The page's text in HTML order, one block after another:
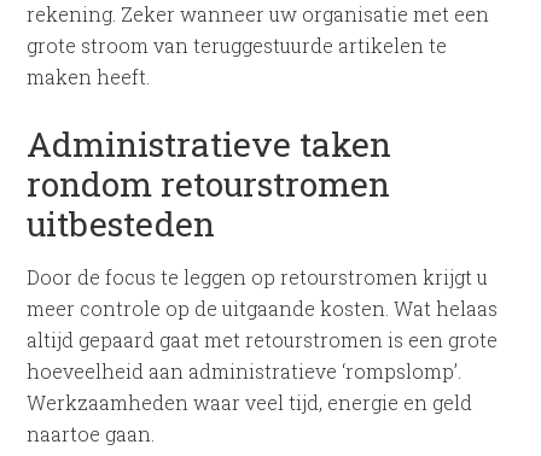
rekening. Zeker wanneer uw organisatie met een
grote stroom van teruggestuurde artikelen te
maken heeft.
Administratieve taken
rondom retourstromen
uitbesteden
Door de focus te leggen op retourstromen krijgt u
meer controle op de uitgaande kosten. Wat helaas
altijd gepaard gaat met retourstromen is een grote
hoeveelheid aan administratieve ‘rompslomp’.
Werkzaamheden waar veel tijd, energie en geld
naartoe gaan.